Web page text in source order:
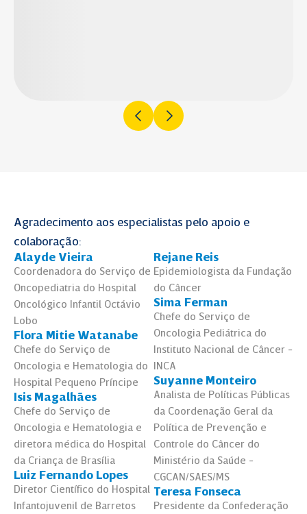
Agradecimento aos especialistas pelo apoio e
colaboração:
Alayde Vieira
Coordenadora do Serviço de
Oncopediatria do Hospital
Oncológico Infantil Octávio
Lobo
Flora Mitie Watanabe
Chefe do Serviço de
Oncologia e Hematologia do
Hospital Pequeno Príncipe
Isis Magalhães
Chefe do Serviço de
Oncologia e Hematologia e
diretora médica do Hospital
da Criança de Brasília
Luiz Fernando Lopes
Diretor Científico do Hospital
Infantojuvenil de Barretos
Rejane Reis
Epidemiologista da Fundação
do Câncer
Sima Ferman
Chefe do Serviço de
Oncologia Pediátrica do
Instituto Nacional de Câncer -
INCA
Suyanne Monteiro
Analista de Políticas Públicas
da Coordenação Geral da
Política de Prevenção e
Controle do Câncer do
Ministério da Saúde -
CGCAN/SAES/MS
Teresa Fonseca
Presidente da Confederação